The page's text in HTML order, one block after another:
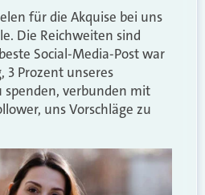
für die Akquise bei uns
Die Reichweiten sind
Social-Media-Post war
3 Prozent unseres
spenden, verbunden mit
uns Vorschläge zu